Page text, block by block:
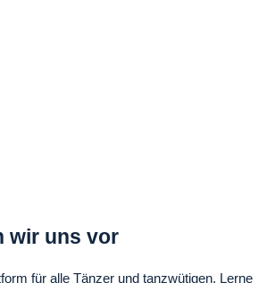
wir uns vor
für alle Tänzer und tanzwütigen. Lerne